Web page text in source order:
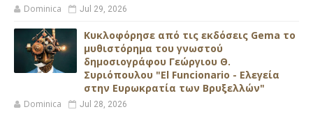
Dominica Jul 29, 2026
Κυκλοφόρησε από τις εκδόσεις Gema το
μυθιστόρημα του γνωστού
δημοσιογράφου Γεώργιου Θ.
Συριόπουλου "El Funcionario - Ελεγεία
στην Ευρωκρατία των Βρυξελλών"
Dominica Jul 28, 2026